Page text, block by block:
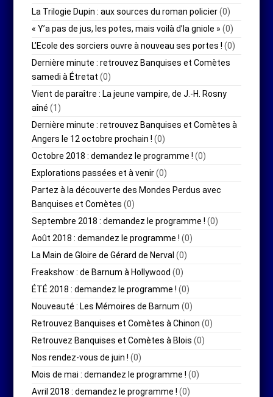
La Trilogie Dupin : aux sources du roman policier(0)
« Y’a pas de jus, les potes, mais voilà d’la gniole » (0)
L’Ecole des sorciers ouvre à nouveau ses portes ! (0)
Dernière minute : retrouvez Banquises et Comètes
samedi à Étretat (0)
Vient de paraître : La jeune vampire, de J.-H. Rosny
aîné (1)
Dernière minute : retrouvez Banquises et Comètes à
Angers le 12 octobre prochain ! (0)
Octobre 2018 : demandez le programme ! (0)
Explorations passées et à venir(0)
Partez à la découverte des Mondes Perdus avec
Banquises et Comètes (0)
Septembre 2018 : demandez le programme ! (0)
Août 2018 : demandez le programme ! (0)
La Main de Gloire de Gérard de Nerval (0)
Freakshow : de Barnum à Hollywood (0)
ÉTÉ 2018 : demandez le programme ! (0)
Nouveauté : Les Mémoires de Barnum (0)
Retrouvez Banquises et Comètes à Chinon (0)
Retrouvez Banquises et Comètes à Blois (0)
Nos rendez-vous de juin ! (0)
Mois de mai : demandez le programme ! (0)
Avril 2018 : demandez le programme ! (0)